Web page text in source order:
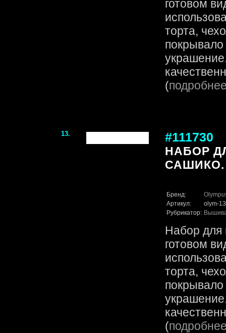
готовом
торта,
(
13. #111730
НАБОР
САШИКО.
Бренд:
Артикул:
olym-13
Рубрикатор:
Набор
готовом
торта,
(